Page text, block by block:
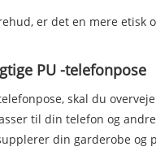
er det en mere
PU -telefonpose
skal du
til din telefon og
din garderobe og